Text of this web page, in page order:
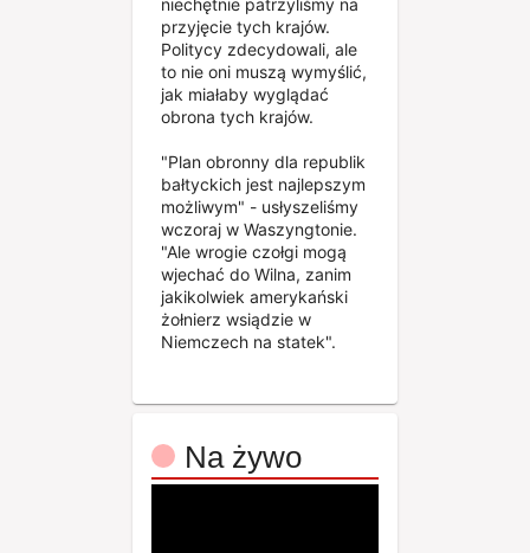
niechętnie patrzyliśmy na
przyjęcie tych krajów.
Politycy zdecydowali, ale
to nie oni muszą wymyślić,
jak miałaby wyglądać
obrona tych krajów.
"Plan obronny dla republik
bałtyckich jest najlepszym
możliwym" - usłyszeliśmy
wczoraj w Waszyngtonie.
"Ale wrogie czołgi mogą
wjechać do Wilna, zanim
jakikolwiek amerykański
żołnierz wsiądzie w
Niemczech na statek".
Na żywo